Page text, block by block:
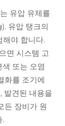
유압 유체를
유압 탱크의
해야 합니다.
면 시스템 고
또는 오염
화를 조기에
발견된 내용을
든 장비가 원
.